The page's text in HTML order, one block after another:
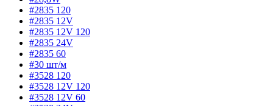
#2835 120
#2835 12V
#2835 12V 120
#2835 24V
#2835 60
#30 шт/м
#3528 120
#3528 12V 120
#3528 12V 60